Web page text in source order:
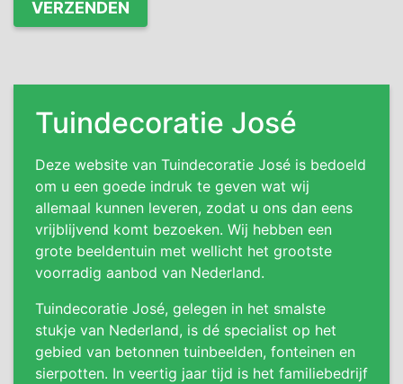
Tuindecoratie José
Deze website van Tuindecoratie José is bedoeld
om u een goede indruk te geven wat wij
allemaal kunnen leveren, zodat u ons dan eens
vrijblijvend komt bezoeken. Wij hebben een
grote beeldentuin met wellicht het grootste
voorradig aanbod van Nederland.
Tuindecoratie José, gelegen in het smalste
stukje van Nederland, is dé specialist op het
gebied van betonnen tuinbeelden, fonteinen en
sierpotten. In veertig jaar tijd is het familiebedrijf